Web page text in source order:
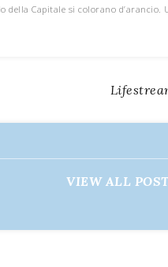
della Capitale si colorano d’arancio.
VIEW ALL